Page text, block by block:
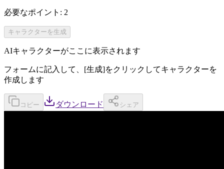
必要なポイント : 2
キャラクターを生成
AIキャラクターがここに表示されます
フォームに記入して、[生成]をクリックしてキャラクターを
作成します
コピー ダウンロード シェア